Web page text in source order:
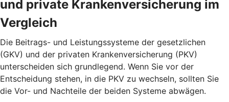
und private Krankenversicherung im
Vergleich
Die Beitrags- und Leistungssysteme der gesetzlichen
(GKV) und der privaten Krankenversicherung (PKV)
unterscheiden sich grundlegend. Wenn Sie vor der
Entscheidung stehen, in die PKV zu wechseln, sollten Sie
die Vor- und Nachteile der beiden Systeme abwägen.